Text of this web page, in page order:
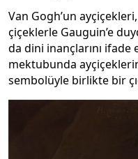
Van Gogh’un
çiçeklerle Gauguin’e
da dini inançlarını
mektubunda
sembolüyle birlikte bir